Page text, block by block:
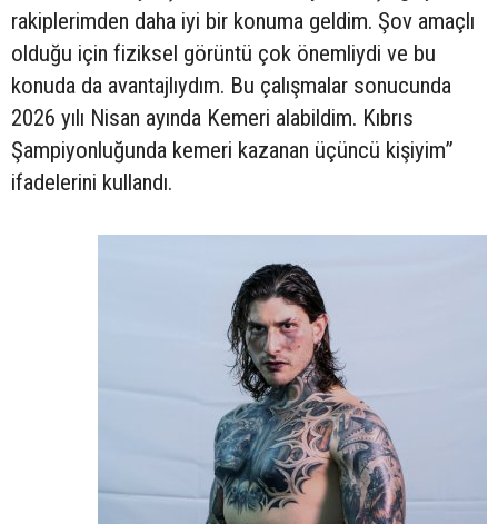
rakiplerimden daha iyi bir konuma geldim. Şov amaçlı
olduğu için fiziksel görüntü çok önemliydi ve bu
konuda da avantajlıydım. Bu çalışmalar sonucunda
2026 yılı Nisan ayında Kemeri alabildim. Kıbrıs
Şampiyonluğunda kemeri kazanan üçüncü kişiyim”
ifadelerini kullandı.